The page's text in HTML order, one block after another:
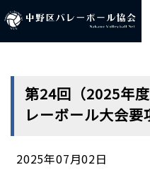
第24回（2025年
レーボール大会要
2025年07月02日